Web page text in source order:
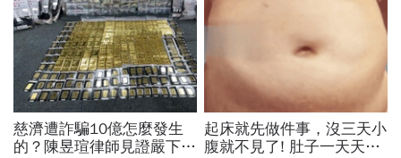
慈濟遭詐騙10億怎麼發生
的？陳昱瑄律師見證嚴下跪
起床就先做件事，沒三天小
腹就不見了! 肚子一天天變